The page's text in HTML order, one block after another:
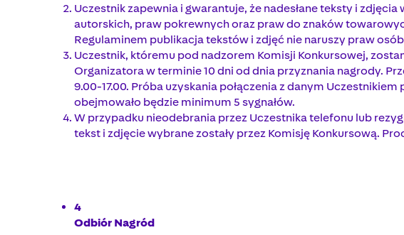
Uczestnik zapewnia i gwarantuje, że nadesłane teksty i
autorskich, praw pokrewnych oraz praw do znaków
Regulaminem publikacja tekstów i zdjęć nie naruszy praw
Uczestnik, któremu pod nadzorem Komisji Konkursowej,
Organizatora w terminie 10 dni od dnia przyznania nagrody.
9.00-17.00. Próba uzyskania połączenia z danym
obejmowało będzie minimum 5 sygnałów.
W przypadku nieodebrania przez Uczestnika telefonu lub
tekst i zdjęcie wybrane zostały przez Komisję Konkursową.
4
Odbiór Nagród